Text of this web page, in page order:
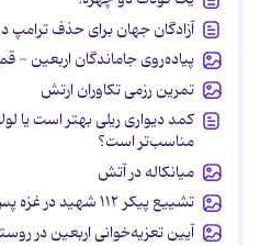
آزادگان جهان برای حذف
پیاده‌روی جاماندگان اربعین - قم
تمرین رزمی تکاوران ارتش
کمد دیواری ریلی بهتر است یا
مناسب‌تر است؟
میانکاله در آتش
تشییع پیکر ۱۱۲ شهید در غزه پس از ۳ سال زیر آوار ماندن
آیین تعزیه‌خوانی اربعین در